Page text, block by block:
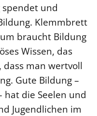
und
Klemmbrett
braucht Bildung
Wissen, das
man wertvoll
Gute Bildung –
hat die Seelen und
Jugendlichen im